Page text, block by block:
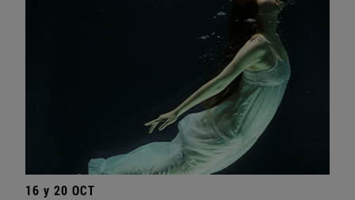
16 y 20 OCT